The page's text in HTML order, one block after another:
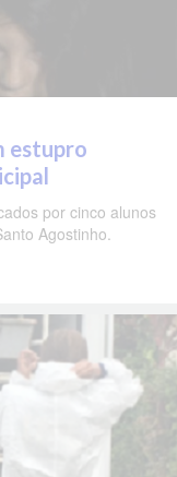
estupro
por cinco alunos
Agostinho.